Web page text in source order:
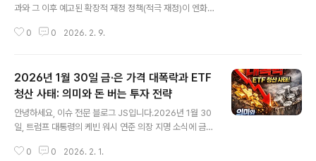
과와 그 이후 예고된 확장적 재정 정책(적극 재정)이 엔화,
지 정리해 보겠습니다.이번 선거는 단순 정권 유지가 아니
과 핵심,새 내각의 재정·경제 공약,엔화·금리·주식·채권·아
시아 시장에 미칠 영향,한국 투자자·개인투자자가 체크해
야 할 포인트까지 정리해 보았습니다. 1. 일본 총선 결과 한
줄 요약자민당(LDP) + 연립 파트너가 중의원 3분의 2(슈
퍼 매지리티) 확보에 성공.사나에 타카이치(Sanae Takai
chi) 총리는 “긴축 탈피, 적극 재정 + 완만한 출구전략”을
0 0 2026. 2. 9.
2026년 1월 30일 금·은 가격 대폭락과 ETF
청산 사태: 의미와 돈 버는 투자 전략
안녕하세요, 이슈 전문 블로그 JS입니다.2026년 1월 30
일, 트럼프 대통령의 케빈 워시 연준 의장 지명 소식에 금·
달러 선이 붕괴됐고, 은은 30% 넘게 급락하며 일부 ETF
0 0 2026. 2. 1.